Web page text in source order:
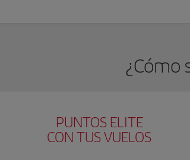
¿Cómo
PUNTOS ELITE
CON TUS VUELOS